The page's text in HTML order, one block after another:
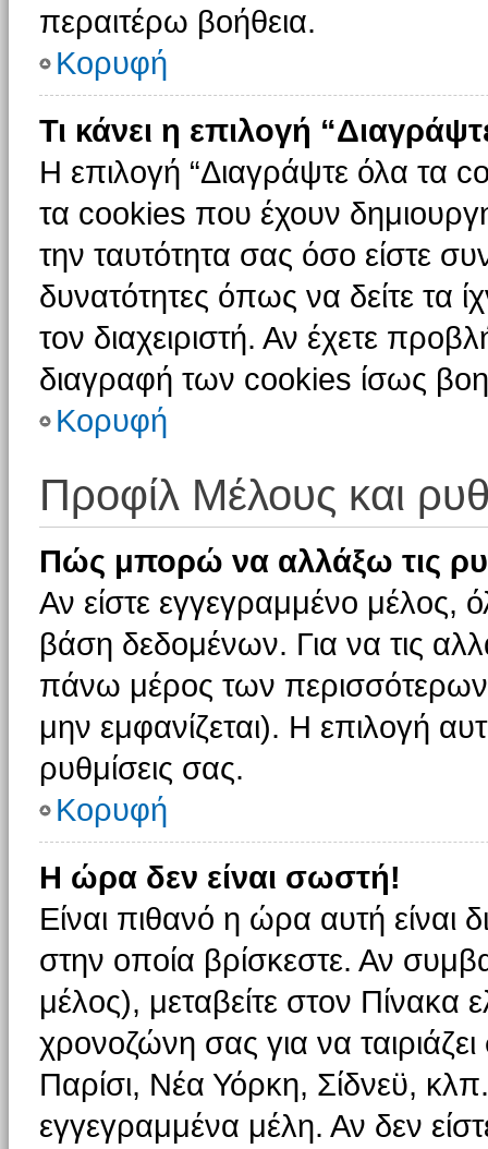
περαιτέρω βοήθεια.
Κορυφή
Τι κάνει η επιλογή
Η επιλογή “Διαγράψτε όλα τα
τα cookies που έχουν
την ταυτότητα σας όσο είστε
δυνατότητες όπως να δείτε τα
τον διαχειριστή. Αν έχετε
διαγραφή των cookies ίσως
Κορυφή
Προφίλ Μέλους και
Πώς μπορώ να αλλάξω τις
Αν είστε εγγεγραμμένο μέλος,
βάση δεδομένων. Για να τις
πάνω μέρος των περισσότερων
μην εμφανίζεται). Η επιλογή
ρυθμίσεις σας.
Κορυφή
Η ώρα δεν είναι σωστή!
Είναι πιθανό η ώρα αυτή είναι
στην οποία βρίσκεστε. Αν
μέλος), μεταβείτε στον Πίνακα
χρονοζώνη σας για να
Παρίσι, Νέα Υόρκη, Σίδνεϋ,
εγγεγραμμένα μέλη. Αν δεν